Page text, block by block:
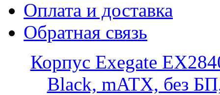
Оплата и доставка
Обратная связь
Корпус Exegate
Black, mATX, без